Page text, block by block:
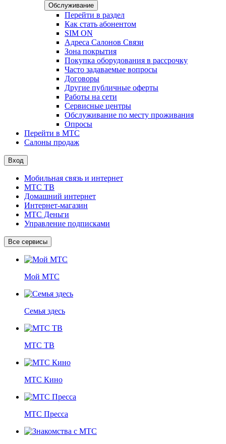
Обслуживание
Перейти в раздел
Как стать абонентом
SIM ON
Адреса Салонов Связи
Зона покрытия
Покупка оборудования в рассрочку
Часто задаваемые вопросы
Договоры
Другие публичные оферты
Работы на сети
Сервисные центры
Обслуживание по месту проживания
Опросы
Перейти в МТС
Салоны продаж
Вход
Мобильная связь и интернет
МТС ТВ
Домашний интернет
Интернет-магазин
МТС Деньги
Управление подписками
Все сервисы
Мой МТС
Семья здесь
МТС ТВ
МТС Кино
МТС Пресса